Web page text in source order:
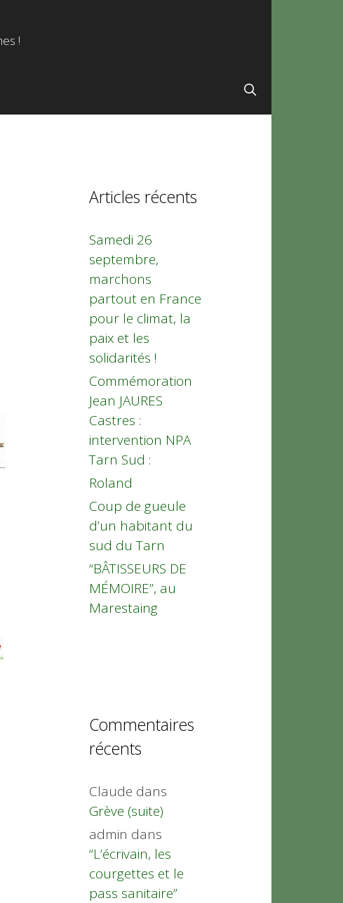
!
Articles récents
Samedi 26
septembre,
marchons
partout en France
pour le climat, la
paix et les
solidarités !
Commémoration
Jean JAURES
Castres :
intervention NPA
Tarn Sud :
Roland
Coup de gueule
d’un habitant du
sud du Tarn
“BÂTISSEURS DE
MÉMOIRE”, au
Marestaing
Commentaires
récents
Claude dans
Grève (suite)
admin dans
“L’écrivain, les
courgettes et le
pass sanitaire”